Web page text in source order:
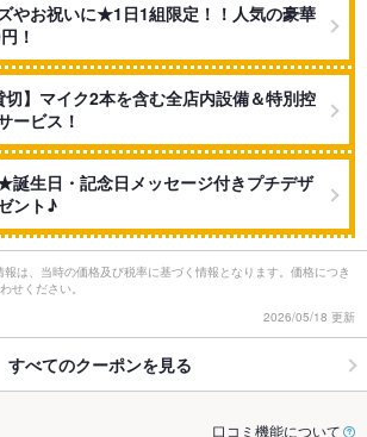
やお祝いに★1日1組限定！！人気の豪華
！
切】マイク2本を含む全店内設備＆特別控
ービス！
生日・記念日メッセージ付きプチデザ
ント♪
は、当時の価格及び税率に基づく情報となります。価格につき
せください。
2026/05/18 更新
すべてのクーポンを見る
口コミ機能について